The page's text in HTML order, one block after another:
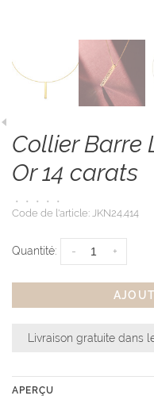
Collier Barre
Or 14 carats
• • • •
•
Code de l'article: JKN24.414
Quantité: +
-
Livraison gratuite dans
APERÇU